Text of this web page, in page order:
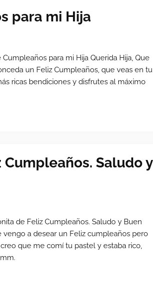
para mi Hija
Cumpleaños para mi Hija Querida Hija, Que
un Feliz Cumpleaños, que veas en tu
ricas bendiciones y disfrutes al máximo
Saludo y
de Feliz Cumpleaños. Saludo y Buen
vengo a desear un Feliz cumpleaños pero
que me comí tu pastel y estaba rico,